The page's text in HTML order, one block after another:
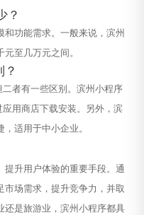
？
功能需求。一般来说，滨州
至几万元之间。
？
者有一些区别。滨州小程序
用商店下载安装。另外，滨
适用于中小企业。
提升用户体验的重要手段。通
场需求，提升竞争力，并取
还是旅游业，滨州小程序都具